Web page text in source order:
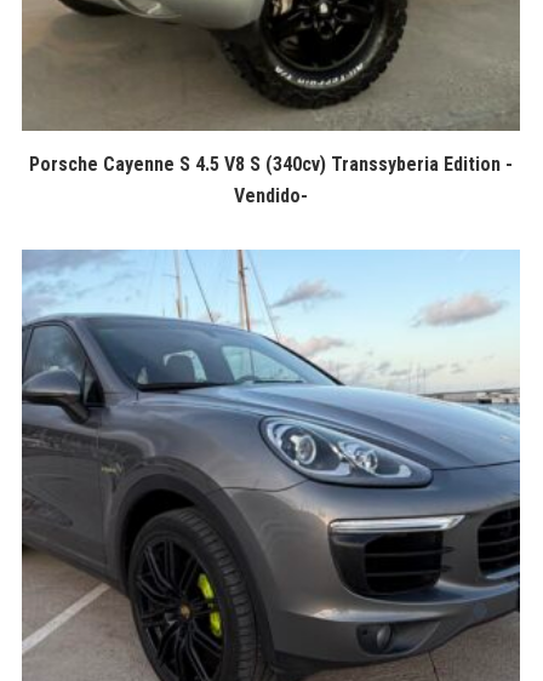
Porsche Cayenne S 4.5 V8 S (340cv) Transsyberia Edition -
Vendido-